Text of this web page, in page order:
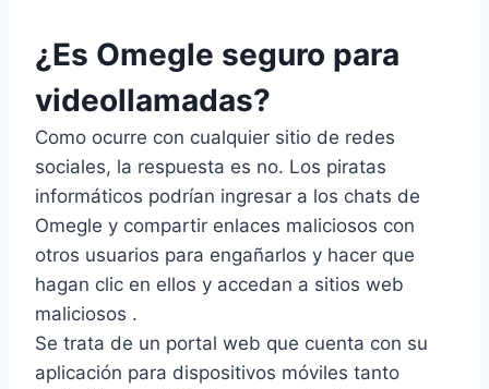
¿Es Omegle seguro para
videollamadas?
Como ocurre con cualquier sitio de redes
sociales, la respuesta es no. Los piratas
informáticos podrían ingresar a los chats de
Omegle y compartir enlaces maliciosos con
otros usuarios para engañarlos y hacer que
hagan clic en ellos y accedan a sitios web
maliciosos .
Se trata de un portal web que cuenta con su
aplicación para dispositivos móviles tanto